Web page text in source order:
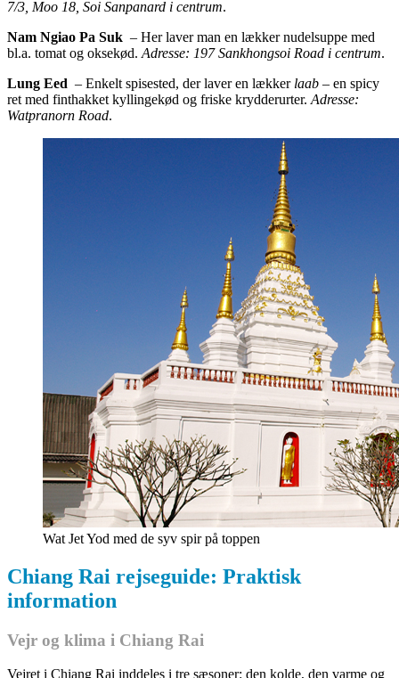
7/3, Moo 18, Soi Sanpanard i centrum.
Nam Ngiao Pa Suk – Her laver man en lækker nudelsuppe med
bl.a. tomat og oksekød. Adresse: 197 Sankhongsoi Road i centrum.
Lung Eed – Enkelt spisested, der laver en lækker laab – en spicy
ret med finthakket kyllingekød og friske krydderurter. Adresse:
Watpranorn Road.
Wat Jet Yod med de syv spir på toppen
Chiang Rai rejseguide: Praktisk
information
Vejr og klima i Chiang Rai
Vejret i Chiang Rai inddeles i tre sæsoner: den kolde, den varme og